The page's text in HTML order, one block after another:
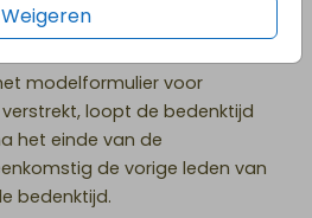
Weigerende consument de
modelformulier voor
loopt de bedenktijd
het einde van de
de vorige leden van
bedenktijd.